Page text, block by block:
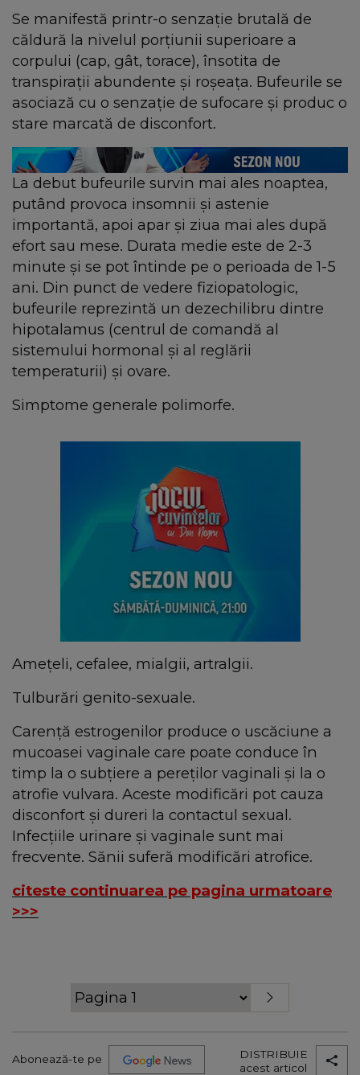
Se manifestă printr-o senzaţie brutală de
căldură la nivelul porţiunii superioare a
corpului (cap, gât, torace), însotita de
transpiraţii abundente şi roşeaţa. Bufeurile se
asociază cu o senzaţie de sufocare şi produc o
stare marcată de disconfort.
La debut bufeurile survin mai ales noaptea,
putând provoca insomnii şi astenie
importantă, apoi apar şi ziua mai ales după
efort sau mese. Durata medie este de 2-3
minute şi se pot întinde pe o perioada de 1-5
ani. Din punct de vedere fiziopatologic,
bufeurile reprezintă un dezechilibru dintre
hipotalamus (centrul de comandă al
sistemului hormonal şi al reglării
temperaturii) şi ovare.
Simptome generale polimorfe.
Ameţeli, cefalee, mialgii, artralgii.
Tulburări genito-sexuale.
Carenţă estrogenilor produce o uscăciune a
mucoasei vaginale care poate conduce în
timp la o subţiere a pereţilor vaginali şi la o
atrofie vulvara. Aceste modificări pot cauza
disconfort şi dureri la contactul sexual.
Infecţiile urinare şi vaginale sunt mai
frecvente. Sănii suferă modificări atrofice.
citeste continuarea pe pagina urmatoare
>>>
Abonează-te pe
DISTRIBUIE
acest articol